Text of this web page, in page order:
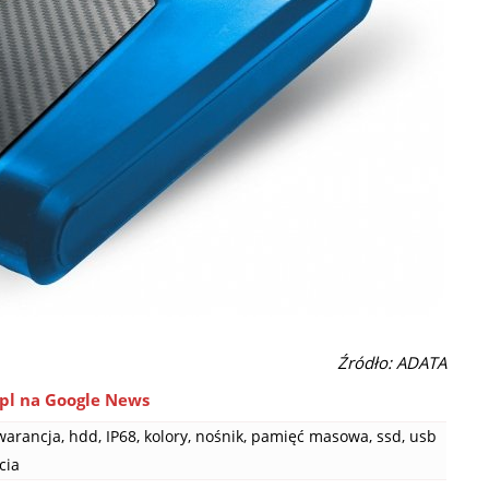
Źródło: ADATA
na Google News
, hdd, IP68, kolory, nośnik, pamięć masowa, ssd, usb